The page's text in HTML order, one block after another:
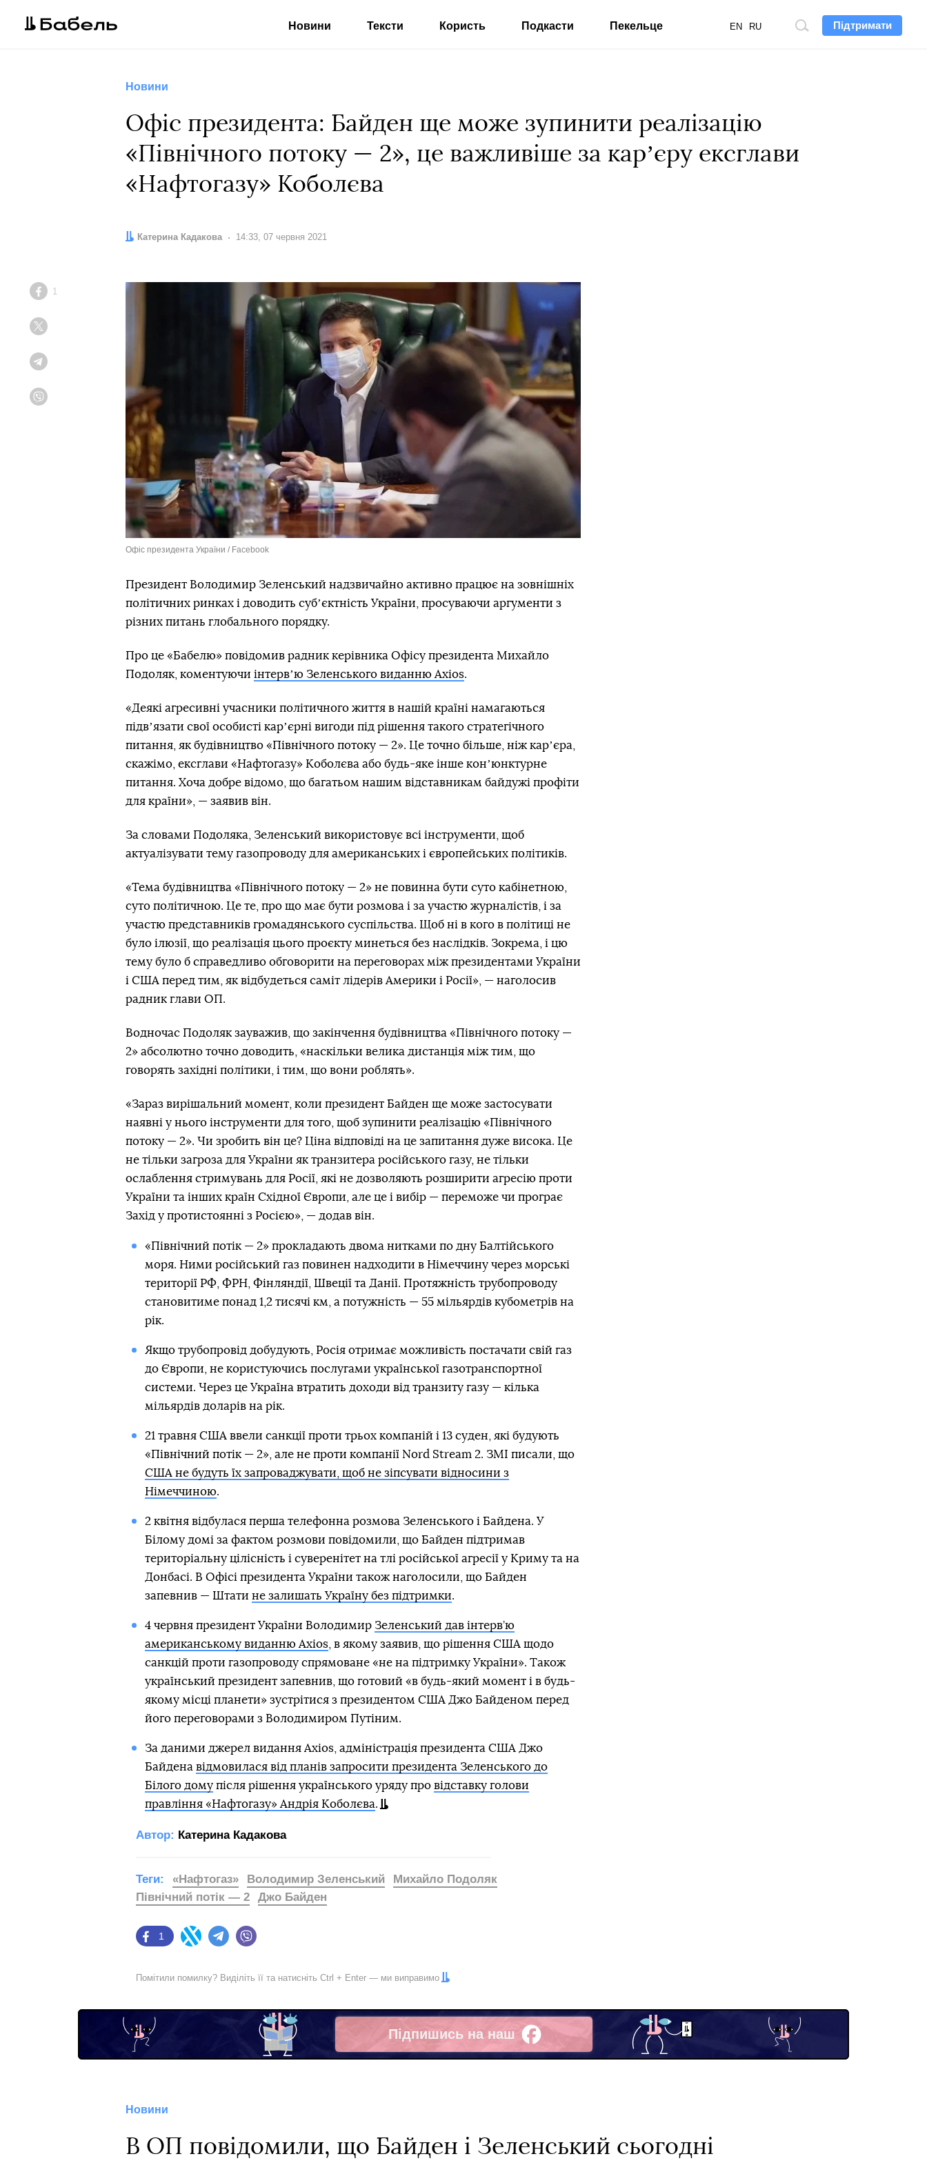
Підтримати
Пошук
EN RU
Новини Тексти Користь Подкасти Пекельце
Новини
Офіс президента: Байден ще може зупинити реалізацію
«Північного потоку — 2», це важливіше за карʼєру ексглави
«Нафтогазу» Коболєва
Автор:
Катерина Кадакова Дата:
14:33, 07 червня 2021
Офіс президента України / Facebook
Facebook
1
Президент Володимир Зеленський надзвичайно активно працює на зовнішніх
політичних ринках і доводить субʼєктність України, просуваючи аргументи з
різних питань глобального порядку.
Про це «Бабелю» повідомив радник керівника Офісу президента Михайло
Подоляк, коментуючи інтервʼю Зеленського виданню Axios.
«Деякі агресивні учасники політичного життя в нашій країні намагаються
підвʼязати свої особисті карʼєрні вигоди під рішення такого стратегічного
питання, як будівництво «Північного потоку — 2». Це точно більше, ніж карʼєра,
скажімо, ексглави «Нафтогазу» Коболєва або будь-яке інше конʼюнктурне
питання. Хоча добре відомо, що багатьом нашим відставникам байдужі профіти
для країни», — заявив він.
За словами Подоляка, Зеленський використовує всі інструменти, щоб
актуалізувати тему газопроводу для американських і європейських політиків.
«Тема будівництва «Північного потоку — 2» не повинна бути суто кабінетною,
суто політичною. Це те, про що має бути розмова і за участю журналістів, і за
участю представників громадянського суспільства. Щоб ні в кого в політиці не
було ілюзії, що реалізація цього проєкту минеться без наслідків. Зокрема, і цю
тему було б справедливо обговорити на переговорах між президентами України
і США перед тим, як відбудеться саміт лідерів Америки і Росії», — наголосив
радник глави ОП.
Водночас Подоляк зауважив, що закінчення будівництва «Північного потоку —
2» абсолютно точно доводить, «наскільки велика дистанція між тим, що
говорять західні політики, і тим, що вони роблять».
«Зараз вирішальний момент, коли президент Байден ще може застосувати
наявні у нього інструменти для того, щоб зупинити реалізацію «Північного
потоку — 2». Чи зробить він це? Ціна відповіді на це запитання дуже висока. Це
не тільки загроза для України як транзитера російського газу, не тільки
ослаблення стримувань для Росії, які не дозволяють розширити агресію проти
України та інших країн Східної Європи, але це і вибір — переможе чи програє
Захід у протистоянні з Росією», — додав він.
«Північний потік — 2» прокладають двома нитками по дну Балтійського
моря. Ними російський газ повинен надходити в Німеччину через морські
території РФ, ФРН, Фінляндії, Швеції та Данії. Протяжність трубопроводу
становитиме понад 1,2 тисячі км, а потужність — 55 мільярдів кубометрів на
рік.
Якщо трубопровід добудують, Росія отримає можливість постачати свій газ
до Європи, не користуючись послугами української газотранспортної
системи. Через це Україна втратить доходи від транзиту газу — кілька
мільярдів доларів на рік.
21 травня США ввели санкції проти трьох компаній і 13 суден, які будують
«Північний потік — 2», але не проти компанії Nord Stream 2. ЗМІ писали, що
США не будуть їх запроваджувати, щоб не зіпсувати відносини з
Німеччиною.
2 квітня відбулася перша телефонна розмова Зеленського і Байдена. У
Білому домі за фактом розмови повідомили, що Байден підтримав
територіальну цілісність і суверенітет на тлі російської агресії у Криму та на
Донбасі. В Офісі президента України також наголосили, що Байден
запевнив — Штати не залишать Україну без підтримки.
4 червня президент України Володимир Зеленський дав інтерв’ю
американському виданню Axios, в якому заявив, що рішення США щодо
санкцій проти газопроводу спрямоване «не на підтримку України». Також
український президент запевнив, що готовий «в будь-який момент і в будь-
якому місці планети» зустрітися з президентом США Джо Байденом перед
його переговорами з Володимиром Путіним.
За даними джерел видання Axios, адміністрація президента США Джо
Байдена відмовилася від планів запросити президента Зеленського до
Білого домупісля рішення українського уряду про відставку голови
правління «Нафтогазу» Андрія Коболєва.
Автор: Катерина Кадакова
Facebook
1
Twitter Telegram
Теги: «Нафтогаз» Володимир Зеленський
Михайло Подоляк
Північний потік — 2
Джо Байден
Помітили помилку? Виділіть її та натисніть Ctrl + Enter — ми виправимо
Підпишись на наш
Facebook
Новини
В ОП повідомили, що Байден і Зеленський сьогодні